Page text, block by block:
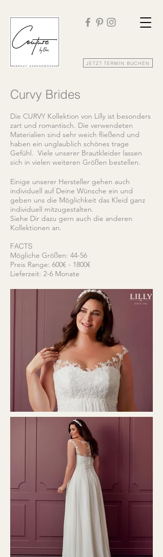
JETZT TERMIN BUCHEN
Curvy Brides
Die CURVY Kollektion von Lilly ist besonders
zart und romantisch. Die verwendeten
Materialien sind sehr weich fließend und
haben ein unglaublich schönes trage
Gefühl. Viele unserer Brautkleider lassen
sich in vielen weiteren Größen bestellen.
Einige unserer Hersteller gehen auch
individuell auf Deine Wünsche ein und
geben uns die Möglichkeit das Kleid ganz
individuell mitzugestalten.
Siehe Dir dazu gern auch die anderen
Kollektionen an.
FACTS
Mögliche Größen: 44-56
Preis Range: 600€ - 1800€
Lieferzeit: 2-6 Monate